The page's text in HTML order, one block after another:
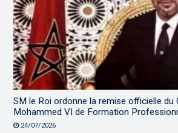
SM le Roi ordonne la remise officielle du
Mohammed VI de Formation
24/07/2026